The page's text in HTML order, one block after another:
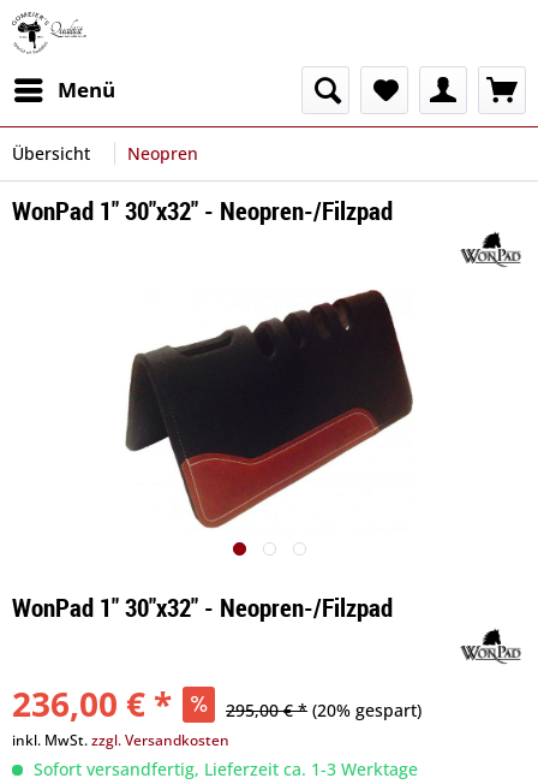
Menü
Übersicht Neopren
WonPad 1" 30"x32" - Neopren-/Filzpad
WonPad 1" 30"x32" - Neopren-/Filzpad
236,00 € * 295,00 € * (20% gespart)
inkl. MwSt.zzgl. Versandkosten
Sofort versandfertig, Lieferzeit ca. 1-3 Werktage